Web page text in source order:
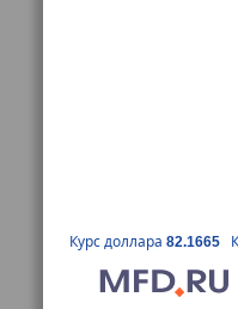
Курс доллара 82.1665